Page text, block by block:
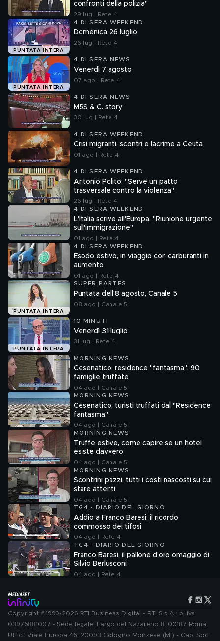
confronti della polizia"
29 lug | Rete 4
PUNTATA INTERA
4 DI SERA WEEKEND
Domenica 26 luglio
26 lug | Rete 4
PUNTATA INTERA
4 DI SERA NEWS
Venerdì 7 agosto
07 ago | Rete 4
4 DI SERA NEWS
M5S & C. story
30 lug | Rete 4
4 DI SERA WEEKEND
Crisi migranti, scontri e lacrime a Ceuta
01 ago | Rete 4
4 DI SERA WEEKEND
Antonio Polito: "Serve un patto
trasversale contro la violenza"
26 lug | Rete 4
4 DI SERA WEEKEND
L'Italia scrive all'Europa: "Riunione urgente
sull'immigrazione"
01 ago | Rete 4
4 DI SERA WEEKEND
Esodo estivo, in viaggio con carburanti in
aumento
01 ago | Rete 4
PUNTATA INTERA
SUPER PARTES
Puntata dell'8 agosto, Canale 5
08 ago | Canale 5
PUNTATA INTERA
10 MINUTI
Venerdì 31 luglio
31 lug | Rete 4
MORNING NEWS
Cesenatico, residence "fantasma", 90
famiglie truffate
04 ago | Canale 5
MORNING NEWS
Cesenatico, turisti truffati dal "Residence
fantasma"
04 ago | Canale 5
MORNING NEWS
Truffe estive, come capire se un hotel
esiste davvero
04 ago | Canale 5
MORNING NEWS
Scontrini pazzi, tutti i costi nascosti su cui
stare attenti
04 ago | Canale 5
TG4 - DIARIO DEL GIORNO
Addio a Franco Baresi: il ricordo
commosso dei tifosi
04 ago | Rete 4
TG4 - DIARIO DEL GIORNO
Franco Baresi, il pallone d'oro omaggio di
Silvio Berlusconi
04 ago | Rete 4
Copyright ©1999-2026 RTI Business Digital - RTI S.p.A.: p. iva
03976881007 - Sede legale: Largo del Nazareno 8, 00187 Roma.
Uffici: Viale Europa 46, 20093 Cologno Monzese (MI) - Cap. Soc.